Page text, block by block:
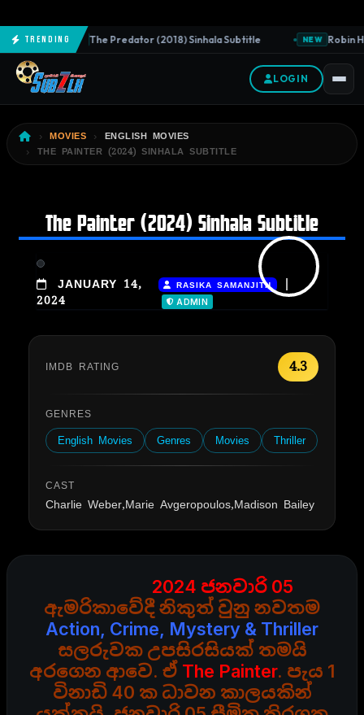
TrendingNEW The Predator (2018) Sinhala Subtitle NEW Robin
LOGIN
MOVIES
ENGLISH MOVIES
THE PAINTER (2024) SINHALA SUBTITLE
The Painter (2024) Sinhala Subtitle
JANUARY 14,
2024
RASIKA SAMANJITH
ADMIN
IMDB RATING 4.3
GENRES
English Movies Genres Movies Thriller
CAST
Charlie Weber,Marie Avgeropoulos,Madison Bailey
2024 ජනවාරි 05
ඇමරිකාවේදී නිකුත් වුනු නවතම
Action, Crime, Mystery & Thriller
සලරුවක උපසිරසියක් තමයි
අරගෙන ආවෙ. ඒ The Painter. පැය 1
විනාඩි 40 ක ධාවන කාලයකින්